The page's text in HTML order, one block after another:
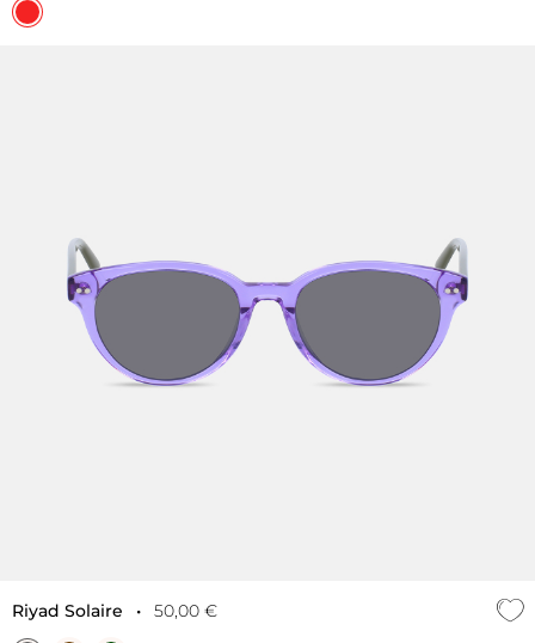
Riyad Solaire • 50,00 €